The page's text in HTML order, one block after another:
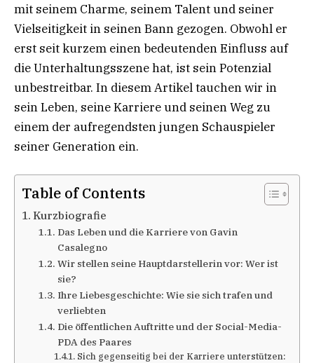
mit seinem Charme, seinem Talent und seiner
Vielseitigkeit in seinen Bann gezogen. Obwohl er
erst seit kurzem einen bedeutenden Einfluss auf
die Unterhaltungsszene hat, ist sein Potenzial
unbestreitbar. In diesem Artikel tauchen wir in
sein Leben, seine Karriere und seinen Weg zu
einem der aufregendsten jungen Schauspieler
seiner Generation ein.
Table of Contents
Kurzbiografie
Das Leben und die Karriere von Gavin
Casalegno
Wir stellen seine Hauptdarstellerin vor: Wer ist
sie?
Ihre Liebesgeschichte: Wie sie sich trafen und
verliebten
Die öffentlichen Auftritte und der Social-Media-
PDA des Paares
Sich gegenseitig bei der Karriere unterstützen: